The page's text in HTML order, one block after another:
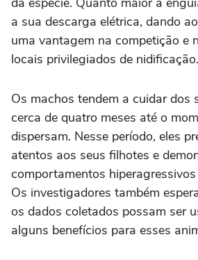
a sua descarga elétrica, dando
uma vantagem na competição e
locais privilegiados de nidificação.
Os machos tendem a cuidar dos
cerca de quatro meses até o
dispersam. Nesse período, eles
atentos aos seus filhotes e
comportamentos
Os investigadores também
os dados coletados possam ser
alguns benefícios para esses